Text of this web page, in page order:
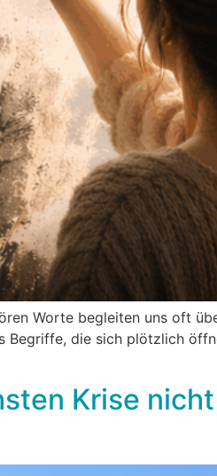
Worte begleiten uns oft
Begriffe, die sich plötzlich
Krise